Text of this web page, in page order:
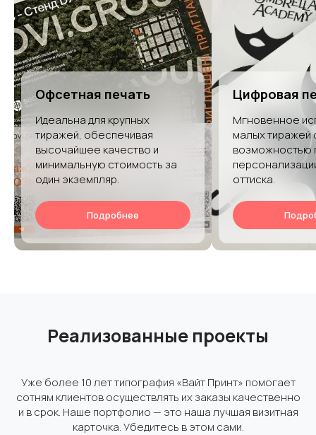
Офсетная печать
Идеальна для крупных
тиражей, обеспечивая
высочайшее качество и
минимальную стоимость за
один экземпляр.
Подробнее
Цифровая
Мгновенное
малых тиражей
возможностью
оттиска.
Реализованные проекты
Уже более 10 лет типография «Вайт Принт» помогает
сотням клиентов осуществлять их заказы качественно
и в срок. Наше портфолио — это наша лучшая визитная
карточка. Убедитесь в этом сами.